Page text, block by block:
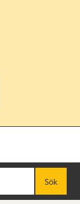
Sök